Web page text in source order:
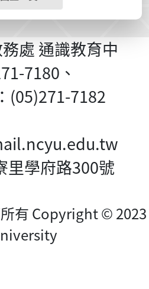
處 通識教育中
7180、
7182
里學府路300號
有 Copyright © 2023